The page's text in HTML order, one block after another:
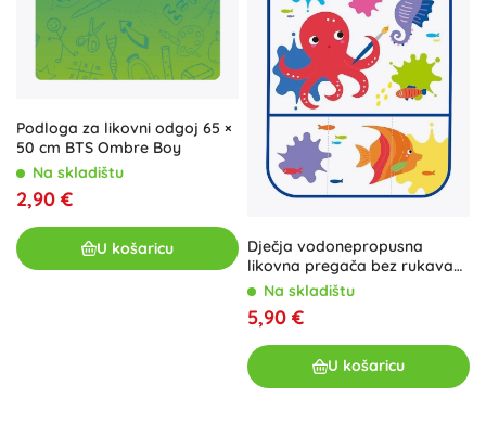
Podloga za likovni odgoj 65 ×
50 cm BTS Ombre Boy
Na skladištu
2,90 €
U košaricu
Dječja vodonepropusna
likovna pregača bez rukava
KEYROAD
Na skladištu
5,90 €
U košaricu